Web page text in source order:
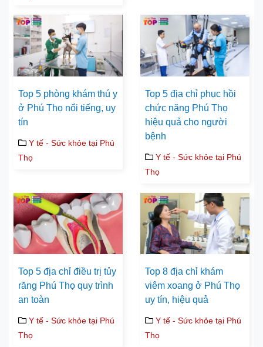
Top 5 phòng khám thú y
ở Phú Thọ nổi tiếng, uy
tín
Y tế - Sức khỏe tại Phú
Thọ
Top 5 địa chỉ phục hồi
chức năng Phú Thọ
hiệu quả cho người
bệnh
Y tế - Sức khỏe tại Phú
Thọ
Top 5 địa chỉ điều trị tủy
răng Phú Thọ quy trình
an toàn
Y tế - Sức khỏe tại Phú
Thọ
Top 8 địa chỉ khám
viêm xoang ở Phú Thọ
uy tín, hiệu quả
Y tế - Sức khỏe tại Phú
Thọ